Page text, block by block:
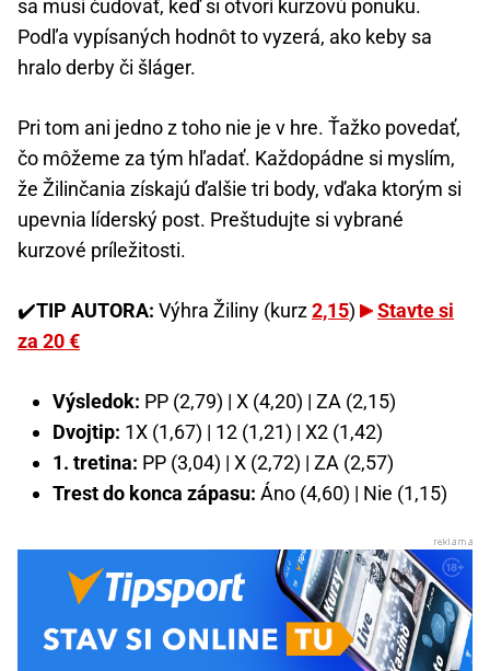
sa musí čudovať, keď si otvorí kurzovú ponuku.
Podľa vypísaných hodnôt to vyzerá, ako keby sa
hralo derby či šláger.
Pri tom ani jedno z toho nie je v hre. Ťažko povedať,
čo môžeme za tým hľadať. Každopádne si myslím,
že Žilinčania získajú ďalšie tri body, vďaka ktorým si
upevnia líderský post. Preštudujte si vybrané
kurzové príležitosti.
✔️TIP AUTORA: Výhra Žiliny (kurz2,15)
Stavte si
za 20 €
Výsledok: PP (2,79) | X (4,20) | ZA (2,15)
Dvojtip: 1X (1,67) | 12 (1,21) | X2 (1,42)
1. tretina: PP (3,04) | X (2,72) | ZA (2,57)
Trest do konca zápasu: Áno (4,60) | Nie (1,15)